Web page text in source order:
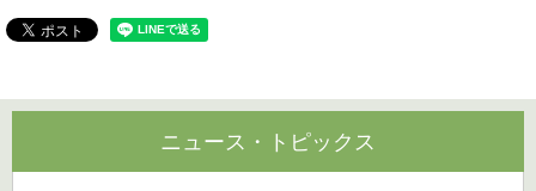
ニュース・トピックス